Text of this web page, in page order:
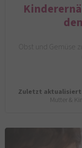
Obst und Gemüse
Zuletzt
Mutter &